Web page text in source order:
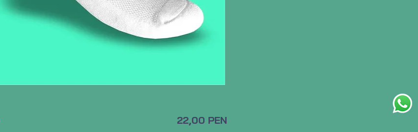
22,00 PENPrecio